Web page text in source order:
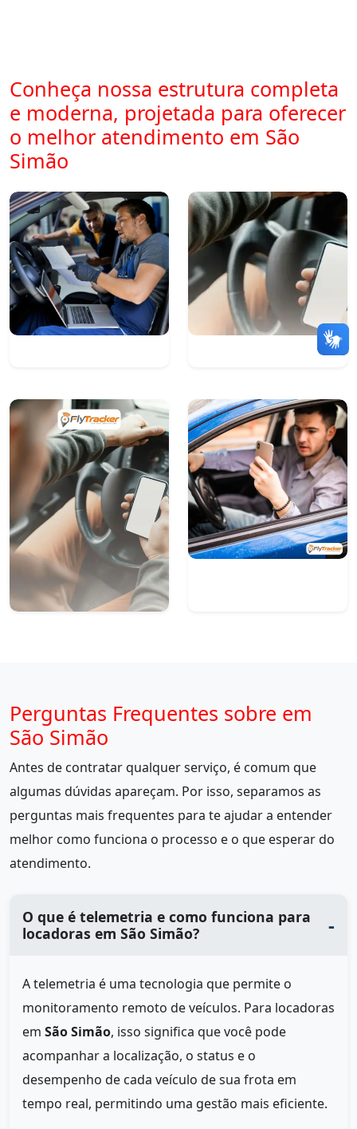
Conheça nossa estrutura completa
e moderna, projetada para oferecer
o melhor atendimento em São
Simão
Perguntas Frequentes sobre em
São Simão
Antes de contratar qualquer serviço, é comum que
algumas dúvidas apareçam. Por isso, separamos as
perguntas mais frequentes para te ajudar a entender
melhor como funciona o processo e o que esperar do
atendimento.
O que é telemetria e como funciona para
locadoras em São Simão?
A telemetria é uma tecnologia que permite o
monitoramento remoto de veículos. Para locadoras
em São Simão, isso significa que você pode
acompanhar a localização, o status e o
desempenho de cada veículo de sua frota em
tempo real, permitindo uma gestão mais eficiente.